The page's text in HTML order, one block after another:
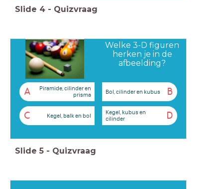
Slide 4 - Quizvraag
Welke 3-D figuren
herken je in de
afbeelding?
A
Piramide, cilinder en
prisma
B
Bol, cilinder en kubus
C Kegel, balk en bol D
Kegel, kubus en
cilinder
Slide 5 - Quizvraag